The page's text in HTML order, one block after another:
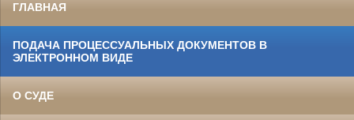
ГЛАВНАЯ
ПОДАЧА ПРОЦЕССУАЛЬНЫХ ДОКУМЕНТОВ В
ЭЛЕКТРОННОМ ВИДЕ
О СУДЕ